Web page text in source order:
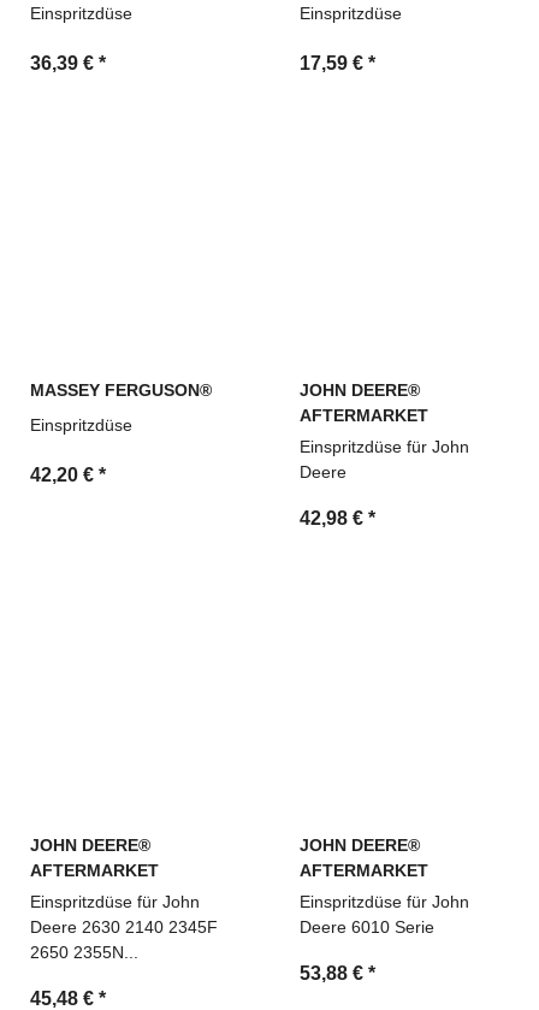
Einspritzdüse
36,39 € *
Einspritzdüse
17,59 € *
MASSEY FERGUSON®
Einspritzdüse
42,20 € *
JOHN DEERE®
AFTERMARKET
Einspritzdüse für John
Deere
42,98 € *
JOHN DEERE®
AFTERMARKET
Einspritzdüse für John
Deere 2630 2140 2345F
2650 2355N...
45,48 € *
JOHN DEERE®
AFTERMARKET
Einspritzdüse für John
Deere 6010 Serie
53,88 € *